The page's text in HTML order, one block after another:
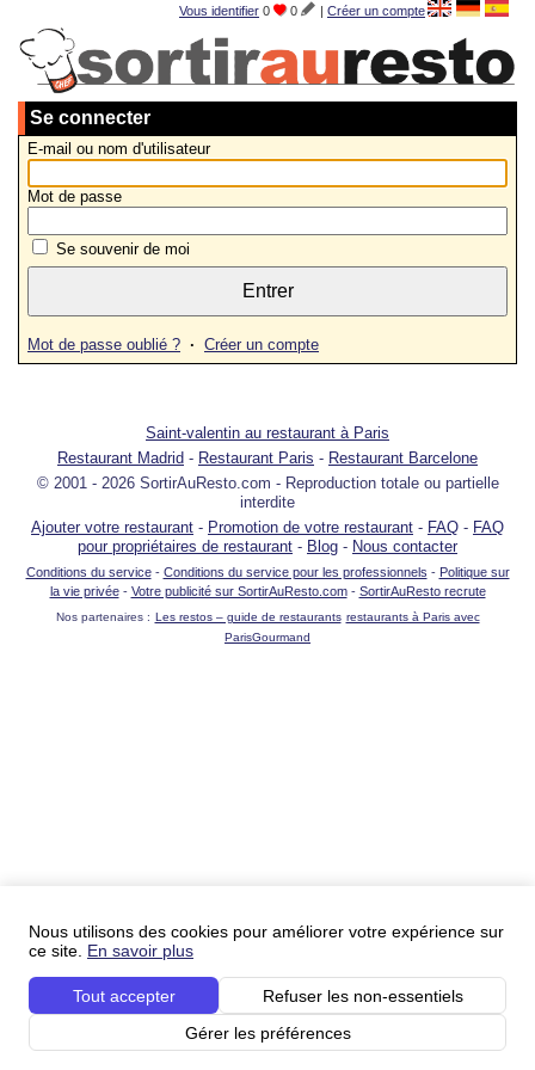
Vous identifier 0 0 | Créer un compte
Se connecter
E-mail ou nom d'utilisateur
Mot de passe
Se souvenir de moi
Mot de passe oublié ? · Créer un compte
Saint-valentin au restaurant à Paris
Restaurant Madrid - Restaurant Paris - Restaurant Barcelone
© 2001 - 2026 SortirAuResto.com - Reproduction totale ou partielle
interdite
Ajouter votre restaurant - Promotion de votre restaurant - FAQ - FAQ
pour propriétaires de restaurant - Blog - Nous contacter
Conditions du service- Conditions du service pour les professionnels - Politique sur
la vie privée- Votre publicité sur SortirAuResto.com- SortirAuResto recrute
Nos partenaires : Les restos – guide de restaurants restaurants à Paris avec
ParisGourmand
Nous utilisons des cookies pour améliorer votre expérience sur
ce site. En savoir plus
Tout accepter
Refuser les non-essentiels
Gérer les préférences